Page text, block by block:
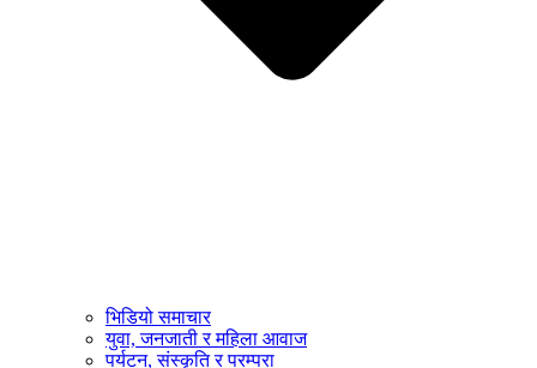
भिडियो समाचार
युवा, जनजाती र महिला आवाज
पर्यटन, संस्कृति र परम्परा